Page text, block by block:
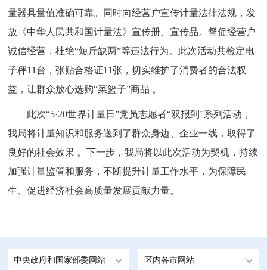
量器具量值准确可靠。同时向经营户宣传计量法律法规，发
放《中华人民共和国计量法》宣传册、宣传品。督促经营户
诚信经营，杜绝“短斤缺两”等违法行为。此次活动共检定电
子秤11台，张贴合格证11张，切实维护了消费者的合法权
益，让群众放心选购“菜篮子”商品 。
此次“5·20世界计量日”党员志愿者“双报到”系列活动，
我局将计量知识和服务送到了群众身边、企业一线，取得了
良好的社会效果 。下一步，我局将以此次活动为契机，持续
加强计量监管和服务，不断提升计量工作水平，为保障民
生、促进经济社会高质量发展贡献力量。
中央政府和国家部委网站 区内各市网站